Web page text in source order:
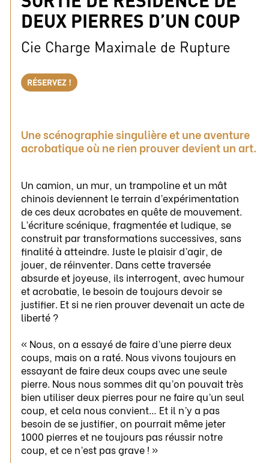
DEUX PIERRES D’UN COUP
Cie Charge Maximale de Rupture
RÉSERVEZ !
Une scénographie singulière et une aventure
acrobatique où ne rien prouver devient un art.
Un camion, un mur, un trampoline et un mât
chinois deviennent le terrain d’expérimentation
de ces deux acrobates en quête de mouvement.
L’écriture scénique, fragmentée et ludique, se
construit par transformations successives, sans
finalité à atteindre. Juste le plaisir d’agir, de
jouer, de réinventer. Dans cette traversée
absurde et joyeuse, ils interrogent, avec humour
et acrobatie, le besoin de toujours devoir se
justifier. Et si ne rien prouver devenait un acte de
liberté ?
« Nous, on a essayé de faire d’une pierre deux
coups, mais on a raté. Nous vivons toujours en
essayant de faire deux coups avec une seule
pierre. Nous nous sommes dit qu’on pouvait très
bien utiliser deux pierres pour ne faire qu’un seul
coup, et cela nous convient… Et il n’y a pas
besoin de se justifier, on pourrait même jeter
1000 pierres et ne toujours pas réussir notre
coup, et ce n’est pas grave ! »